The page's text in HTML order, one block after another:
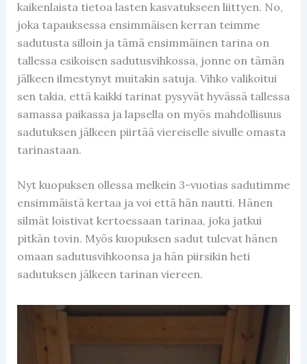
kaikenlaista tietoa lasten kasvatukseen liittyen. No,
joka tapauksessa ensimmäisen kerran teimme
sadutusta silloin ja tämä ensimmäinen tarina on
tallessa esikoisen sadutusvihkossa, jonne on tämän
jälkeen ilmestynyt muitakin satuja. Vihko valikoitui
sen takia, että kaikki tarinat pysyvät hyvässä tallessa
samassa paikassa ja lapsella on myös mahdollisuus
sadutuksen jälkeen piirtää viereiselle sivulle omasta
tarinastaan.
Nyt kuopuksen ollessa melkein 3-vuotias sadutimme
ensimmäistä kertaa ja voi että hän nautti. Hänen
silmät loistivat kertoessaan tarinaa, joka jatkui
pitkän tovin. Myös kuopuksen sadut tulevat hänen
omaan sadutusvihkoonsa ja hän piirsikin heti
sadutuksen jälkeen tarinan viereen.